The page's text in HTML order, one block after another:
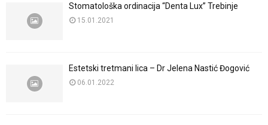
Stomatološka ordinacija “Denta Lux” Trebinje
15.01.2021
Estetski tretmani lica – Dr Jelena Nastić Đogović
06.01.2022